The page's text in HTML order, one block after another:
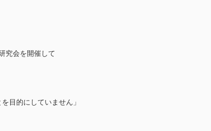
究会を開催して
目的にしていません」